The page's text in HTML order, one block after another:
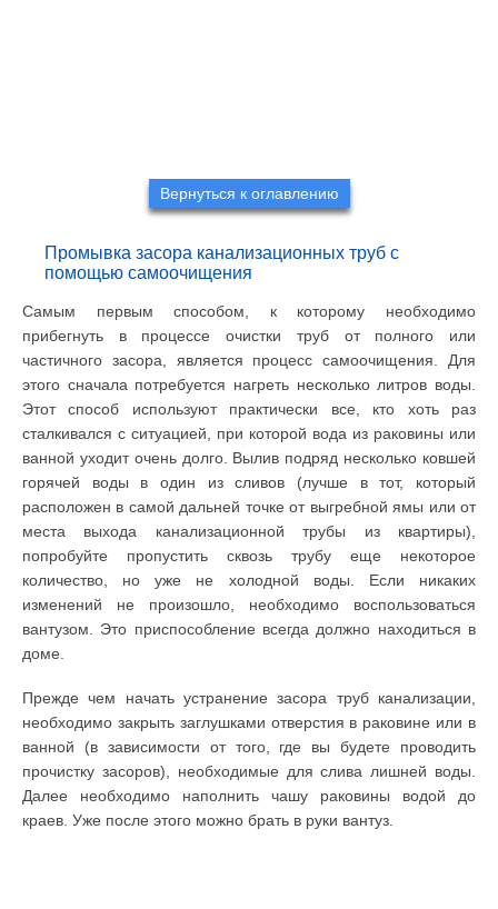
Вернуться к оглавлению
Промывка засора канализационных труб с
помощью самоочищения
Самым первым способом, к которому необходимо
прибегнуть в процессе очистки труб от полного или
частичного засора, является процесс самоочищения. Для
этого сначала потребуется нагреть несколько литров воды.
Этот способ используют практически все, кто хоть раз
сталкивался с ситуацией, при которой вода из раковины или
ванной уходит очень долго. Вылив подряд несколько ковшей
горячей воды в один из сливов (лучше в тот, который
расположен в самой дальней точке от выгребной ямы или от
места выхода канализационной трубы из квартиры),
попробуйте пропустить сквозь трубу еще некоторое
количество, но уже не холодной воды. Если никаких
изменений не произошло, необходимо воспользоваться
вантузом. Это приспособление всегда должно находиться в
доме.
Прежде чем начать устранение засора труб канализации,
необходимо закрыть заглушками отверстия в раковине или в
ванной (в зависимости от того, где вы будете проводить
прочистку засоров), необходимые для слива лишней воды.
Далее необходимо наполнить чашу раковины водой до
краев. Уже после этого можно брать в руки вантуз.